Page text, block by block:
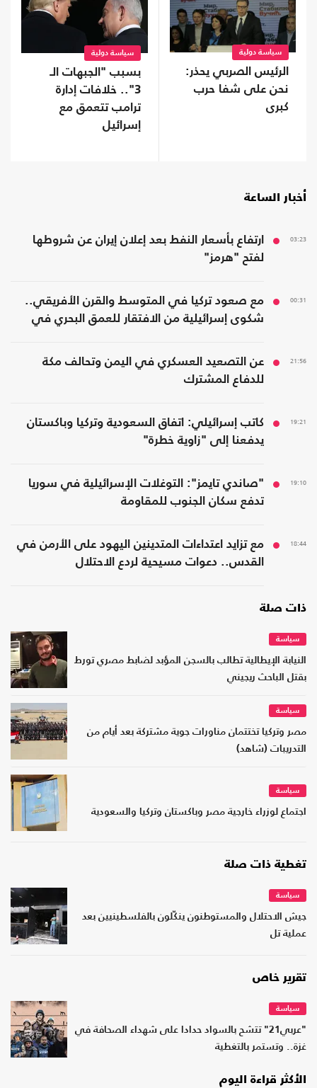
سياسة دولية
الرئيس الصربي يحذر:
نحن على شفا حرب
كبرى
سياسة دولية
بسبب "الجبهات الـ
3".. خلافات إدارة
ترامب تتعمق مع
إسرائيل
أخبار الساعة
03:23
ارتفاع بأسعار النفط بعد إعلان إيران عن شروطها
لفتح "هرمز"
00:31
مع صعود تركيا في المتوسط والقرن الأفريقي..
شكوى إسرائيلية من الافتقار للعمق البحري في
21:56
عن التصعيد العسكري في اليمن وتحالف مكة
للدفاع المشترك
19:21
كاتب إسرائيلي: اتفاق السعودية وتركيا وباكستان
يدفعنا إلى "زاوية خطرة"
19:10
"صاندي تايمز": التوغلات الإسرائيلية في سوريا
تدفع سكان الجنوب للمقاومة
18:44
مع تزايد اعتداءات المتدينين اليهود على الأرمن في
القدس.. دعوات مسيحية لردع الاحتلال
ذات صلة
سياسة
النيابة الإيطالية تطالب بالسجن المؤبد لضابط مصري تورط
بقتل الباحث ريجيني
سياسة
مصر وتركيا تختتمان مناورات جوية مشتركة بعد أيام من
التدريبات (شاهد)
سياسة
اجتماع لوزراء خارجية مصر وباكستان وتركيا والسعودية
تغطية ذات صلة
سياسة
جيش الاحتلال والمستوطنون ينكّلون بالفلسطينيين بعد
عملية تل
تقرير خاص
سياسة
"عربي21" تتشح بالسواد حدادا على شهداء الصحافة في
غزة.. وتستمر بالتغطية
الأكثر قراءة اليوم